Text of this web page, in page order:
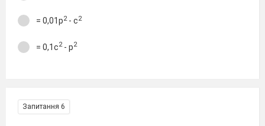
= 0,01р2- с2
= 0,1с2- р2
Запитання 6